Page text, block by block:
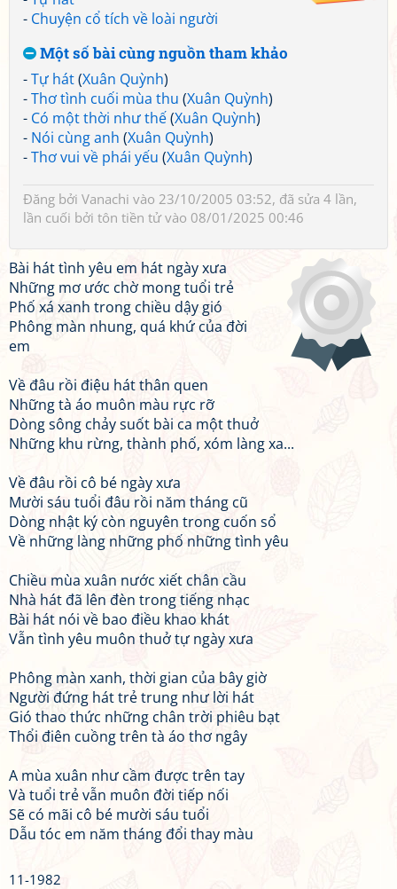
- Chuyện cổ tích về loài người
Một số bài cùng nguồn tham khảo
-Tự hát(Xuân Quỳnh)
-Thơ tình cuối mùa thu (Xuân Quỳnh)
- Có một thời như thế(Xuân Quỳnh)
- Nói cùng anh (Xuân Quỳnh)
-Thơ vui về phái yếu (Xuân Quỳnh)
Đăng bởi Vanachi vào 23/10/2005 03:52, đã sửa 4 lần,
lần cuối bởi tôn tiền tửvào 08/01/2025 00:46
Bài hát tình yêu em hát ngày xưa
Những mơ ước chờ mong tuổi trẻ
Phố xá xanh trong chiều dậy gió
Phông màn nhung, quá khứ của đời
em
Về đâu rồi điệu hát thân quen
Những tà áo muôn màu rực rỡ
Dòng sông chảy suốt bài ca một thuở
Những khu rừng, thành phố, xóm làng xa...
Về đâu rồi cô bé ngày xưa
Mười sáu tuổi đâu rồi năm tháng cũ
Dòng nhật ký còn nguyên trong cuốn sổ
Về những làng những phố những tình yêu
Chiều mùa xuân nước xiết chân cầu
Nhà hát đã lên đèn trong tiếng nhạc
Bài hát nói về bao điều khao khát
Vẫn tình yêu muôn thuở tự ngày xưa
Phông màn xanh, thời gian của bây giờ
Người đứng hát trẻ trung như lời hát
Gió thao thức những chân trời phiêu bạt
Thổi điên cuồng trên tà áo thơ ngây
A mùa xuân như cầm được trên tay
Và tuổi trẻ vẫn muôn đời tiếp nối
Sẽ có mãi cô bé mười sáu tuổi
Dẫu tóc em năm tháng đổi thay màu
11-1982